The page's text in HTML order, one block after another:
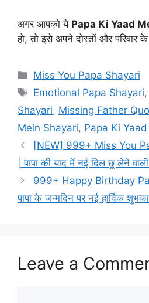
अगर आपको ये Papa Ki Yaad
हो, तो इसे अपने दोस्तों और
Categories
Miss You Papa Shayari
Tags
Emotional Papa Shayari,
Shayari, Missing Father
Mein Shayari, Papa Ki
[NEW] 999+ Miss You
| पापा की याद में नई दिल छू लेने
999+ Happy Birthday
पापा के जन्मदिन पर नई हार्दिक
Leave a